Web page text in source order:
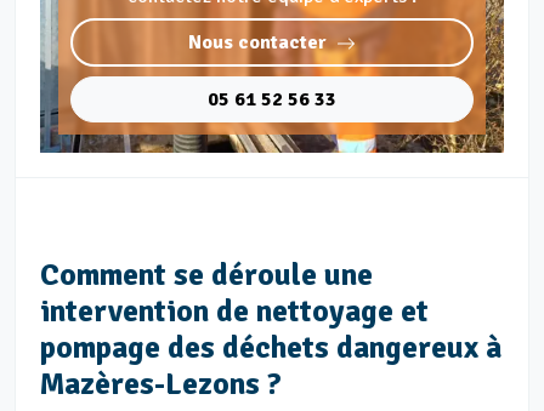
Nous contacter
05 61 52 56 33
Comment se déroule une
intervention de nettoyage et
pompage des déchets dangereux à
Mazères-Lezons ?